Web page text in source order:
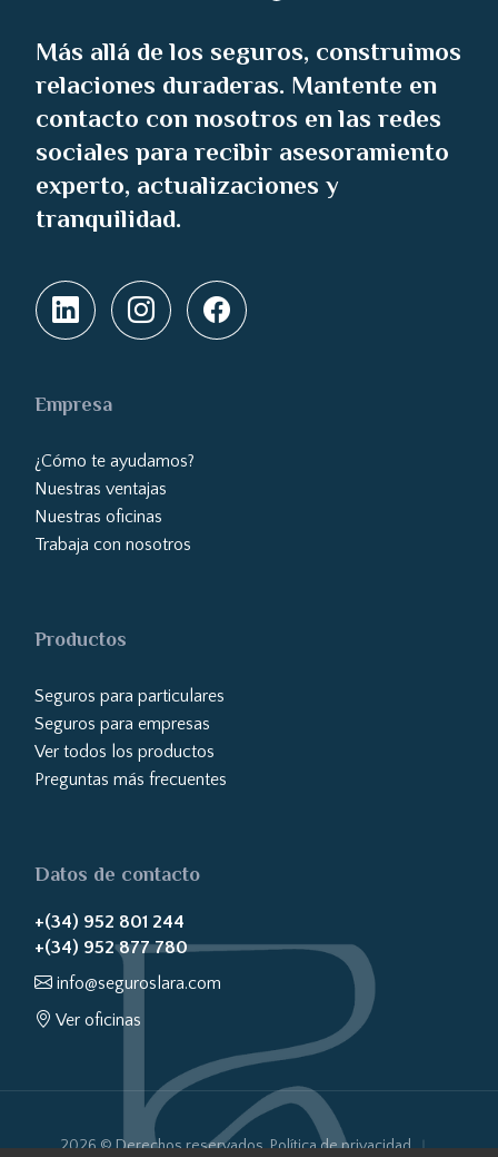
Más allá de los seguros, construimos
relaciones duraderas. Mantente en
contacto con nosotros en las redes
sociales para recibir asesoramiento
experto, actualizaciones y
tranquilidad.
Empresa
¿Cómo te ayudamos?
Nuestras ventajas
Nuestras oficinas
Trabaja con nosotros
Productos
Seguros para particulares
Seguros para empresas
Ver todos los productos
Preguntas más frecuentes
Datos de contacto
+(34) 952 801 244
+(34) 952 877 780
info@seguroslara.com
Ver oficinas
2026 © Derechos reservados.Política de privacidad